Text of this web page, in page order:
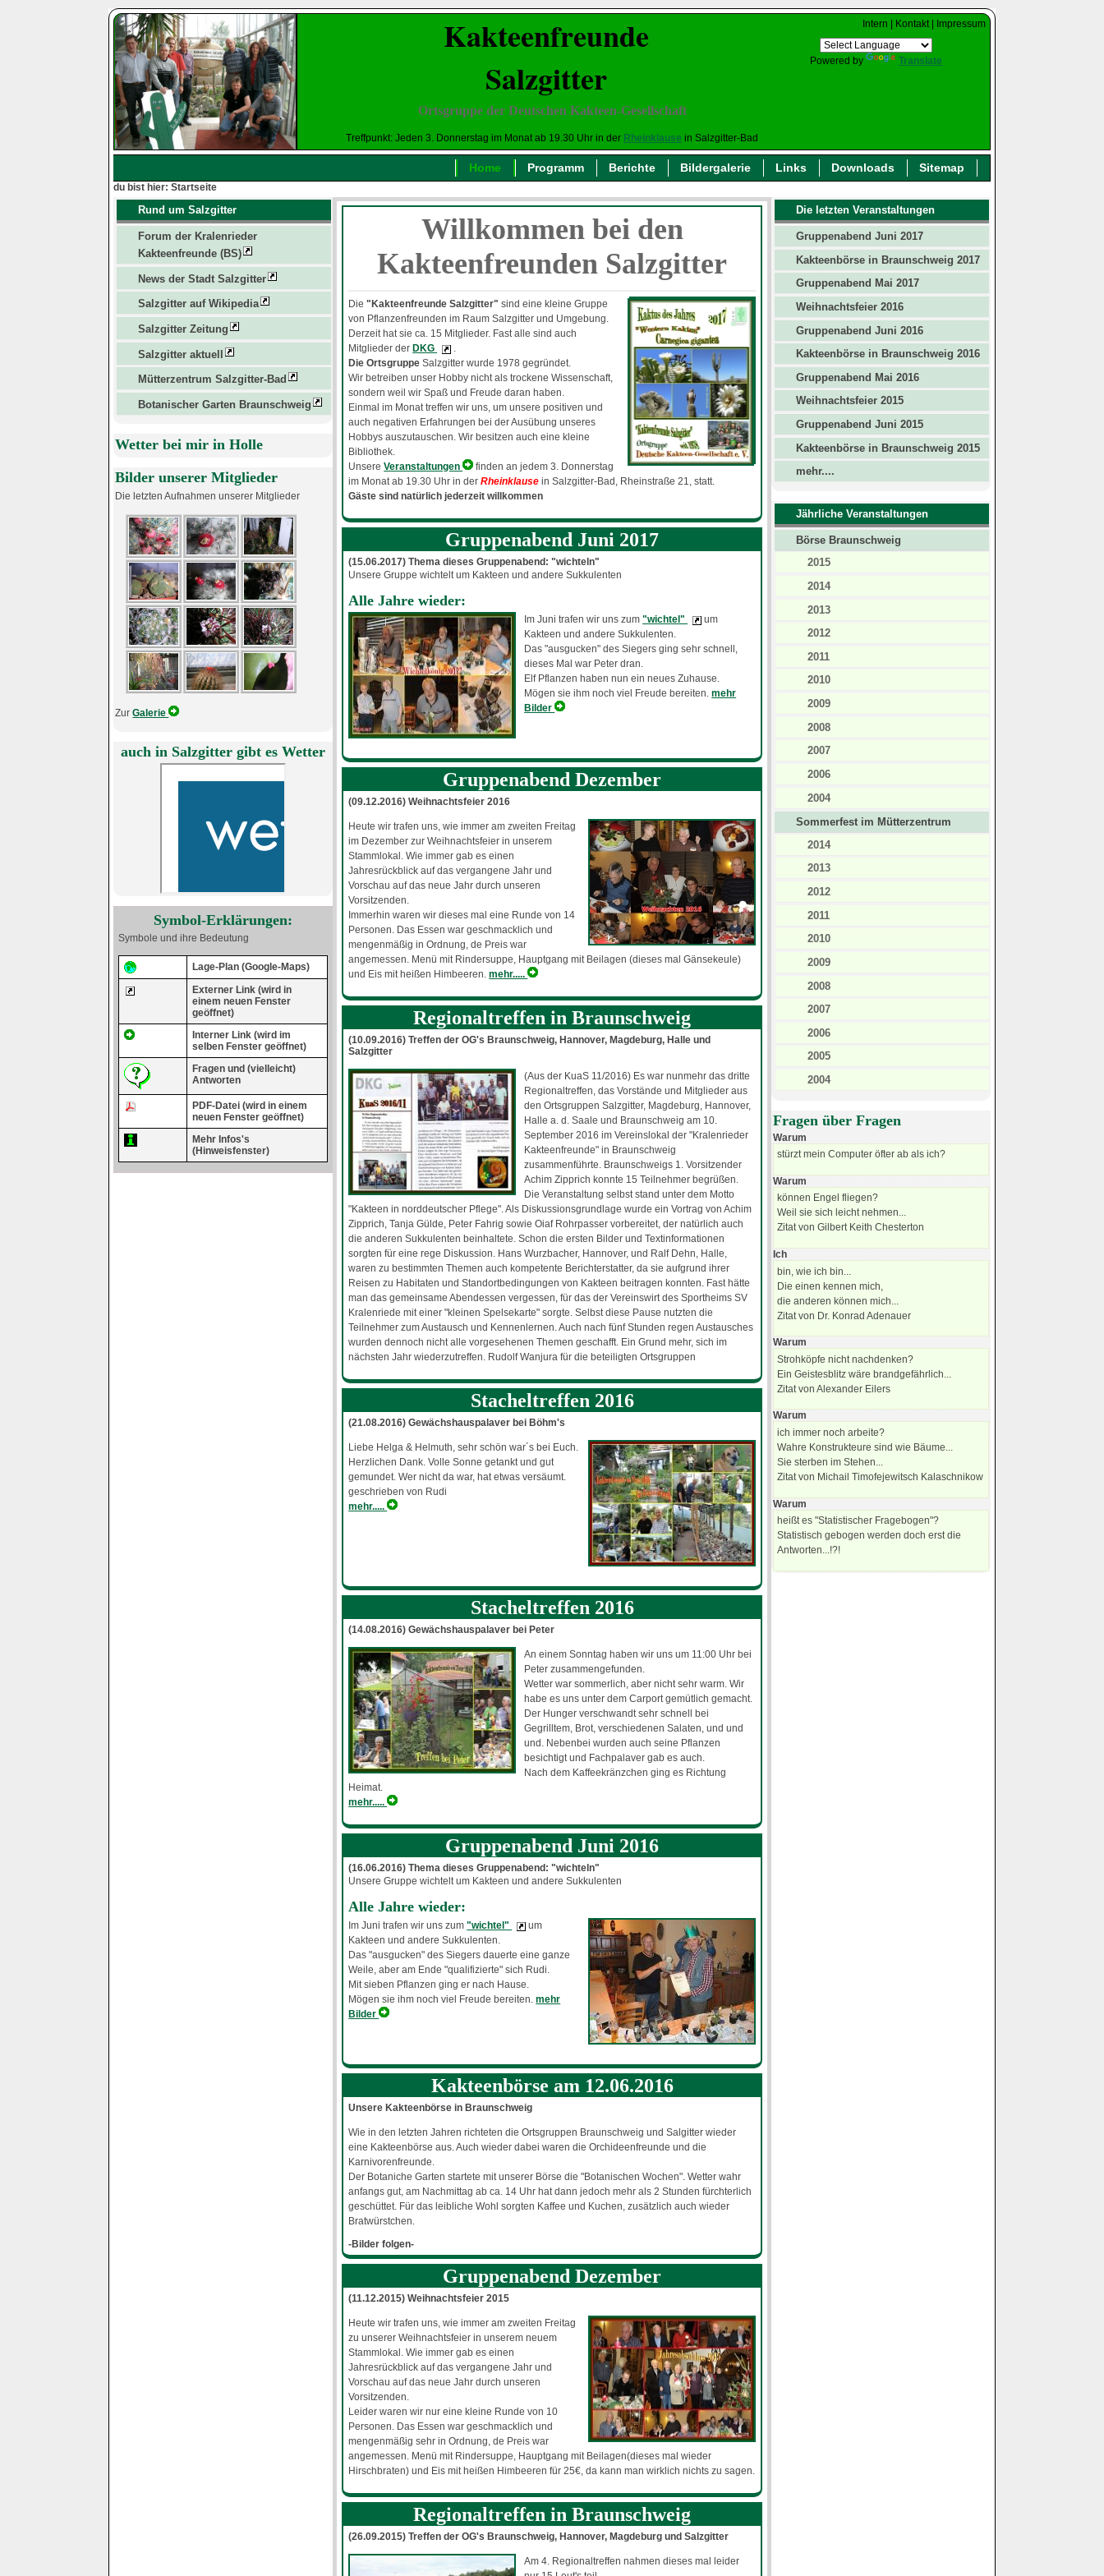
Intern Kontakt| Impressum
Powered by Translate
Kakteenfreunde
Salzgitter
Ortsgruppe der Deutschen Kakteen-Gesellschaft
Treffpunkt: Jeden 3. Donnerstag im Monat ab 19.30 Uhr in der Rheinklause in Salzgitter-Bad
Home Programm Berichte Bildergalerie Links Downloads Sitemap
du bist hier: Startseite
Rund um Salzgitter
Forum der Kralenrieder
Kakteenfreunde (BS)
News der Stadt Salzgitter
Salzgitter auf Wikipedia
Salzgitter Zeitung
Salzgitter aktuell
Mütterzentrum Salzgitter-Bad
Botanischer Garten Braunschweig
Wetter bei mir in Holle
Bilder unserer Mitglieder
Die letzten Aufnahmen unserer Mitglieder
ZurGalerie
auch in Salzgitter gibt es Wetter
Symbol-Erklärungen:
Symbole und ihre Bedeutung
Lage-Plan (Google-Maps)
Externer Link (wird in
einem neuen Fenster
geöffnet)
Interner Link (wird im
selben Fenster geöffnet)
Fragen und (vielleicht)
Antworten
PDF-Datei (wird in einem
neuen Fenster geöffnet)
Mehr Infos's
(Hinweisfenster)
Die letzten Veranstaltungen
Gruppenabend Juni 2017
Kakteenbörse in Braunschweig 2017
Gruppenabend Mai 2017
Weihnachtsfeier 2016
Gruppenabend Juni 2016
Kakteenbörse in Braunschweig 2016
Gruppenabend Mai 2016
Weihnachtsfeier 2015
Gruppenabend Juni 2015
Kakteenbörse in Braunschweig 2015
mehr....
Jährliche Veranstaltungen
Börse Braunschweig
2015
2014
2013
2012
2011
2010
2009
2008
2007
2006
2004
Sommerfest im Mütterzentrum
2014
2013
2012
2011
2010
2009
2008
2007
2006
2005
2004
Fragen über Fragen
Warum
stürzt mein Computer öfter ab als ich?
Warum
können Engel fliegen?
Weil sie sich leicht nehmen...
Zitat von Gilbert Keith Chesterton
Ich
bin, wie ich bin...
Die einen kennen mich,
die anderen können mich...
Zitat von Dr. Konrad Adenauer
Warum
Strohköpfe nicht nachdenken?
Ein Geistesblitz wäre brandgefährlich...
Zitat von Alexander Eilers
Warum
ich immer noch arbeite?
Wahre Konstrukteure sind wie Bäume...
Sie sterben im Stehen...
Zitat von Michail Timofejewitsch Kalaschnikow
Warum
heißt es "Statistischer Fragebogen"?
Statistisch gebogen werden doch erst die
Antworten...!?!
Willkommen bei den
Kakteenfreunden Salzgitter
Die"Kakteenfreunde Salzgitter" sind eine kleine Gruppe
von Pflanzenfreunden im Raum Salzgitter und Umgebung.
Derzeit hat sie ca. 15 Mitglieder. Fast alle sind auch
Mitglieder der DKG
.
Die Ortsgruppe Salzgitter wurde 1978 gegründet.
Wir betreiben unser Hobby nicht als trockene Wissenschaft,
sondern weil wir Spaß und Freude daran haben.
Einmal im Monat treffen wir uns, um unsere positiven und
auch negativen Erfahrungen bei der Ausübung unseres
Hobbys auszutauschen. Wir besitzen auch eine kleine
Bibliothek.
UnsereVeranstaltungen
finden an jedem 3. Donnerstag
im Monat ab 19.30 Uhr in derRheinklause in Salzgitter-Bad, Rheinstraße 21, statt.
Gäste sind natürlich jederzeit willkommen
Gruppenabend Juni 2017
(15.06.2017) Thema dieses Gruppenabend: "wichteln"
Unsere Gruppe wichtelt um Kakteen und andere Sukkulenten
Alle Jahre wieder:
Im Juni trafen wir uns zum"wichtel"
um
Kakteen und andere Sukkulenten.
Das "ausgucken" des Siegers ging sehr schnell,
dieses Mal war Peter dran.
Elf Pflanzen haben nun ein neues Zuhause.
Mögen sie ihm noch viel Freude bereiten.mehr
Bilder
Gruppenabend Dezember
(09.12.2016) Weihnachtsfeier 2016
Heute wir trafen uns, wie immer am zweiten Freitag
im Dezember zur Weihnachtsfeier in unserem
Stammlokal. Wie immer gab es einen
Jahresrückblick auf das vergangene Jahr und
Vorschau auf das neue Jahr durch unseren
Vorsitzenden.
Immerhin waren wir dieses mal eine Runde von 14
Personen. Das Essen war geschmacklich und
mengenmäßig in Ordnung, de Preis war
angemessen. Menü mit Rindersuppe, Hauptgang mit Beilagen (dieses mal Gänsekeule)
und Eis mit heißen Himbeeren.mehr.....
Regionaltreffen in Braunschweig
(10.09.2016) Treffen der OG's Braunschweig, Hannover, Magdeburg, Halle und
Salzgitter
(Aus der KuaS 11/2016) Es war nunmehr das dritte
Regionaltreffen, das Vorstände und Mitglieder aus
den Ortsgruppen Salzgitter, Magdeburg, Hannover,
Halle a. d. Saale und Braunschweig am 10.
September 2016 im Vereinslokal der "Kralenrieder
Kakteenfreunde" in Braunschweig
zusammenführte. Braunschweigs 1. Vorsitzender
Achim Zipprich konnte 15 Teilnehmer begrüßen.
Die Veranstaltung selbst stand unter dem Motto
"Kakteen in norddeutscher Pflege". Als Diskussionsgrundlage wurde ein Vortrag von Achim
Zipprich, Tanja Gülde, Peter Fahrig sowie Oiaf Rohrpasser vorbereitet, der natürlich auch
die anderen Sukkulenten beinhaltete. Schon die ersten Bilder und Textinformationen
sorgten für eine rege Diskussion. Hans Wurzbacher, Hannover, und Ralf Dehn, Halle,
waren zu bestimmten Themen auch kompetente Berichterstatter, da sie aufgrund ihrer
Reisen zu Habitaten und Standortbedingungen von Kakteen beitragen konnten. Fast hätte
man das gemeinsame Abendessen vergessen, für das der Vereinswirt des Sportheims SV
Kralenriede mit einer "kleinen Spelsekarte" sorgte. Selbst diese Pause nutzten die
Teilnehmer zum Austausch und Kennenlernen. Auch nach fünf Stunden regen Austausches
wurden dennoch nicht alle vorgesehenen Themen geschafft. Ein Grund mehr, sich im
nächsten Jahr wiederzutreffen. Rudolf Wanjura für die beteiligten Ortsgruppen
Stacheltreffen 2016
(21.08.2016) Gewächshauspalaver bei Böhm's
Liebe Helga & Helmuth, sehr schön war´s bei Euch.
Herzlichen Dank. Volle Sonne getankt und gut
gemundet. Wer nicht da war, hat etwas versäumt.
geschrieben von Rudi
mehr.....
Stacheltreffen 2016
(14.08.2016) Gewächshauspalaver bei Peter
An einem Sonntag haben wir uns um 11:00 Uhr bei
Peter zusammengefunden.
Wetter war sommerlich, aber nicht sehr warm. Wir
habe es uns unter dem Carport gemütlich gemacht.
Der Hunger verschwandt sehr schnell bei
Gegrilltem, Brot, verschiedenen Salaten, und und
und. Nebenbei wurden auch seine Pflanzen
besichtigt und Fachpalaver gab es auch.
Nach dem Kaffeekränzchen ging es Richtung
Heimat.
mehr.....
Gruppenabend Juni 2016
(16.06.2016) Thema dieses Gruppenabend: "wichteln"
Unsere Gruppe wichtelt um Kakteen und andere Sukkulenten
Alle Jahre wieder:
Im Juni trafen wir uns zum"wichtel"
um
Kakteen und andere Sukkulenten.
Das "ausgucken" des Siegers dauerte eine ganze
Weile, aber am Ende "qualifizierte" sich Rudi.
Mit sieben Pflanzen ging er nach Hause.
Mögen sie ihm noch viel Freude bereiten.mehr
Bilder
Kakteenbörse am 12.06.2016
Unsere Kakteenbörse in Braunschweig
Wie in den letzten Jahren richteten die Ortsgruppen Braunschweig und Salgitter wieder
eine Kakteenbörse aus. Auch wieder dabei waren die Orchideenfreunde und die
Karnivorenfreunde.
Der Botaniche Garten startete mit unserer Börse die "Botanischen Wochen". Wetter wahr
anfangs gut, am Nachmittag ab ca. 14 Uhr hat dann jedoch mehr als 2 Stunden fürchterlich
geschüttet. Für das leibliche Wohl sorgten Kaffee und Kuchen, zusätzlich auch wieder
Bratwürstchen.
-Bilder folgen-
Gruppenabend Dezember
(11.12.2015) Weihnachtsfeier 2015
Heute wir trafen uns, wie immer am zweiten Freitag
zu unserer Weihnachtsfeier in unserem neuem
Stammlokal. Wie immer gab es einen
Jahresrückblick auf das vergangene Jahr und
Vorschau auf das neue Jahr durch unseren
Vorsitzenden.
Leider waren wir nur eine kleine Runde von 10
Personen. Das Essen war geschmacklich und
mengenmäßig sehr in Ordnung, de Preis war
angemessen. Menü mit Rindersuppe, Hauptgang mit Beilagen(dieses mal wieder
Hirschbraten) und Eis mit heißen Himbeeren für 25€, da kann man wirklich nichts zu sagen.
Regionaltreffen in Braunschweig
(26.09.2015) Treffen der OG's Braunschweig, Hannover, Magdeburg und Salzgitter
Am 4. Regionaltreffen nahmen dieses mal leider